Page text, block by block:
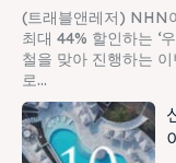
(트래블앤레저) NHN
최대 44% 할인하는 ‘
철을 맞아 진행하는
로...